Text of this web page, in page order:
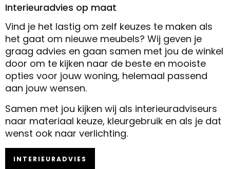
Interieuradvies op maat
Vind je het lastig om zelf keuzes te maken als
het gaat om nieuwe meubels? Wij geven je
graag advies en gaan samen met jou de winkel
door om te kijken naar de beste en mooiste
opties voor jouw woning, helemaal passend
aan jouw wensen.
Samen met jou kijken wij als interieuradviseurs
naar materiaal keuze, kleurgebruik en als je dat
wenst ook naar verlichting.
INTERIEURADVIES